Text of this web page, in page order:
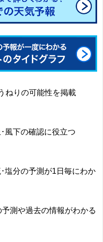
ねりの可能性を掲載
風下の確認に役立つ
塩分の予測が1日毎にわか
測や過去の情報がわかる